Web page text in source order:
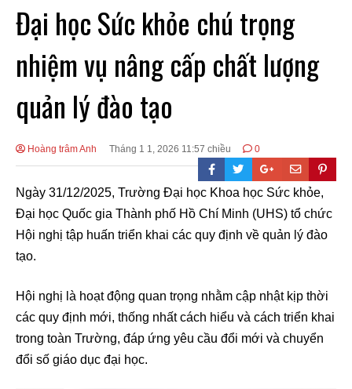
Đại học Sức khỏe chú trọng
nhiệm vụ nâng cấp chất lượng
quản lý đào tạo
Hoàng trâm Anh Tháng 1 1, 2026 11:57 chiều 0
Ngày 31/12/2025, Trường Đại học Khoa học Sức khỏe,
Đại học Quốc gia Thành phố Hồ Chí Minh (UHS) tổ chức
Hội nghị tập huấn triển khai các quy định về quản lý đào
tạo.
Hội nghị là hoạt động quan trọng nhằm cập nhật kịp thời
các quy định mới, thống nhất cách hiểu và cách triển khai
trong toàn Trường, đáp ứng yêu cầu đổi mới và chuyển
đổi số giáo dục đại học.